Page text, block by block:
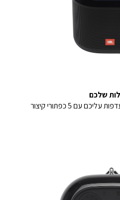
שלכם
כוונו במהירות לתחנות המועדפות עליכם עם 5 כפתורי קיצור